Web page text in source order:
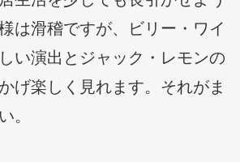
は滑稽ですが、ビリー・ワイ
い演出とジャック・レモンの
げ楽しく見れます。それがま
。